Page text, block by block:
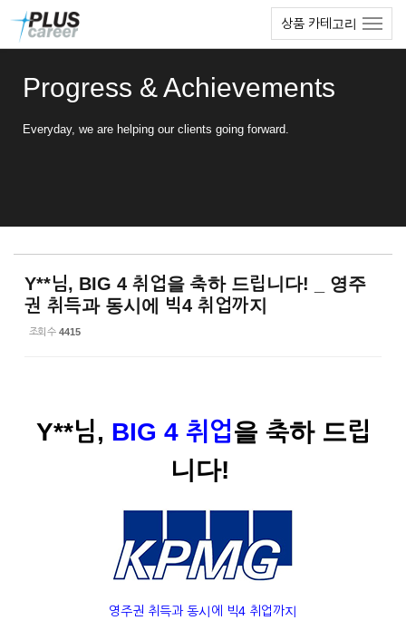
상품 카테고리
Progress & Achievements
Everyday, we are helping our clients going forward.
Y**님, BIG 4 취업을 축하 드립니다! _ 영주
권 취득과 동시에 빅4 취업까지
조회 수 4415
Y**님, BIG 4 취업을 축하 드립
니다!
영주권 취득과 동시에 빅4 취업까지